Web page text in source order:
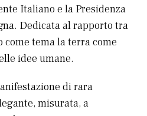
Italiano e la Presidenza
Dedicata al rapporto tra
come tema la terra come
idee umane.
di rara
misurata, a